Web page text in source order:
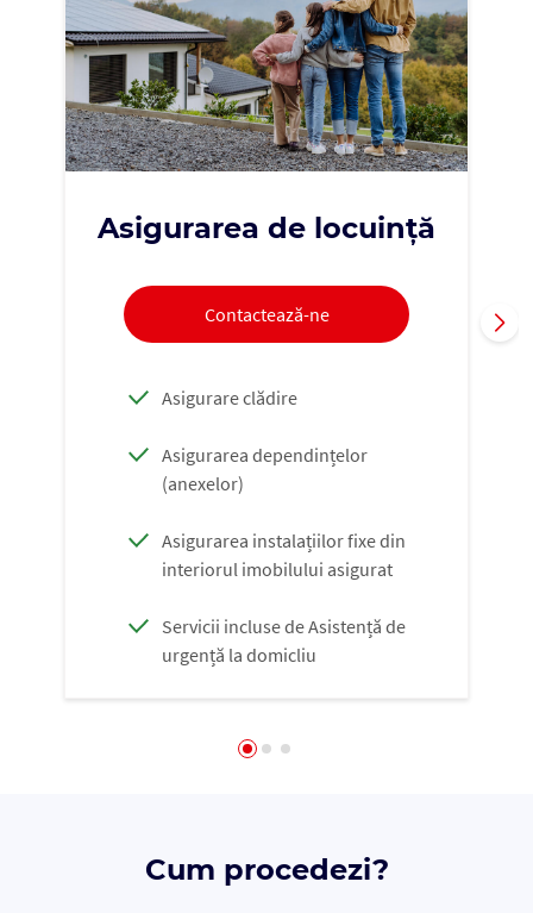
Asigurarea de locuință
Contactează-ne
Asigurare clădire
Asigurarea dependințelor
(anexelor)
Asigurarea instalațiilor fixe din
interiorul imobilului asigurat
Servicii incluse de Asistență de
urgență la domicliu
Cum procedezi?